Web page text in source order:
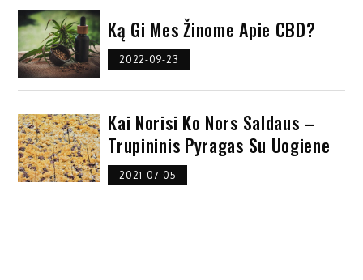
Ką Gi Mes Žinome Apie CBD?
2022-09-23
Kai Norisi Ko Nors Saldaus –
Trupininis Pyragas Su Uogiene
2021-07-05